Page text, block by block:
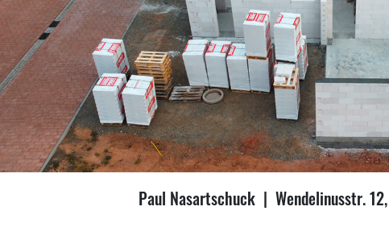
Paul Nasartschuck | Wendelinusstr.